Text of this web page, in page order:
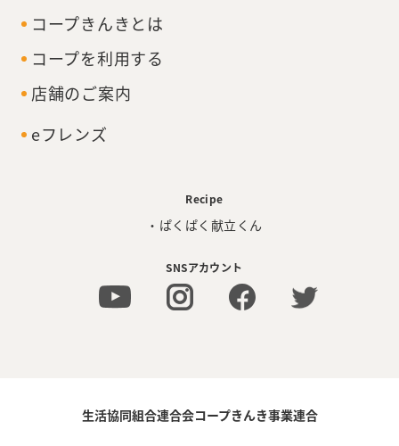
コープきんきとは
コープを利用する
店舗のご案内
eフレンズ
Recipe
・ぱくぱく献立くん
SNSアカウント
生活協同組合連合会コープきんき事業連合